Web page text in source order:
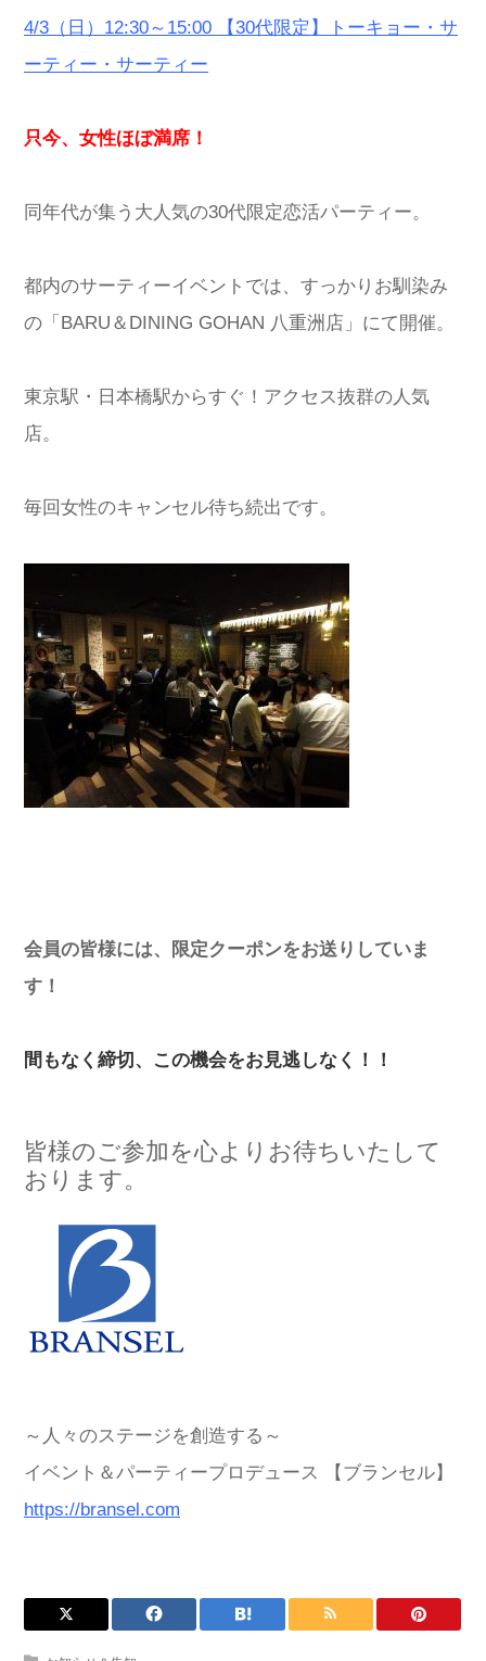
4/3 （日）12:30～15:00 【30代限定】トーキョー・サ
ーティー・サーティー
只今、女性ほぼ満席！
同年代が集う大人気の30代限定恋活パーティー。
都内のサーティーイベントでは、すっかりお馴染み
の「 BARU＆DINING GOHAN 八重洲店 」にて開催。
東京駅・日本橋駅からすぐ！アクセス抜群の人気
店。
毎回女性のキャンセル待ち続出です。
会員の皆様には、限定クーポンをお送りしていま
す！
間もなく締切、この機会をお見逃しなく！！
皆様のご参加を心よりお待ちいたして
おります。
～人々のステージを創造する～
イベント＆パーティープロデュース 【ブランセル】
https://bransel.com